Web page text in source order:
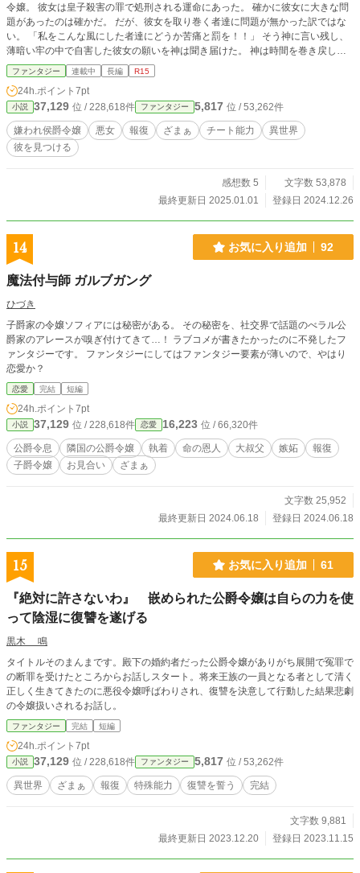
令嬢。 彼女は皇子殺害の罪で処刑される運命にあった。 確かに彼女に大きな問
題があったのは確かだ。 だが、彼女を取り巻く者達に問題が無かった訳ではな
い。 「私をこんな風にした者達にどうか苦痛と罰を！！」 そう神に言い残し、
薄暗い牢の中で自害した彼女の願いを神は聞き届けた。 神は時間を巻き戻し、
怒りと憎しみで消滅してしまったアレーヌの魂の代わりに、異世界人の魂を宿ら
せる。 その魂に与えられた使命は一つ。 彼女を裏切り、追い詰めた者達への報
復だった。 この物語はアレーヌへと転生した山田花子(34歳)が、彼女の報復を
執行する物語である。
ファンタジー 連載中 長編 R15
24h.ポイント 7pt
小説 37,129 位 / 228,618件 ファンタジー 5,817 位 / 53,262件
嫌われ侯爵令嬢 悪女 報復 ざまぁ チート能力
異世界
彼を見つける
感想数 5
文字数 53,878
最終更新日 2025.01.01
登録日 2024.12.26
14 お気に入り追加 92
魔法付与師 ガルブガング
ひづき
子爵家の令嬢ソフィアには秘密がある。 その秘密を、社交界で話題のべラル公
爵家のアレースが嗅ぎ付けてきて…！ ラブコメが書きたかったのに不発したフ
ァンタジーです。 ファンタジーにしてはファンタジー要素が薄いので、やはり
恋愛か？
恋愛 完結 短編
24h.ポイント 7pt
小説 37,129 位 / 228,618件 恋愛 16,223 位 / 66,320件
公爵令息 隣国の公爵令嬢 執着 命の恩人 大叔父 嫉妬
報復
子爵令嬢
お見合い ざまぁ
文字数 25,952
最終更新日 2024.06.18
登録日 2024.06.18
15 お気に入り追加 61
『絶対に許さないわ』 嵌められた公爵令嬢は自らの力を使
って陰湿に復讐を遂げる
黒木 鳴
タイトルそのまんまです。殿下の婚約者だった公爵令嬢がありがち展開で冤罪で
の断罪を受けたところからお話しスタート。将来王族の一員となる者として清く
正しく生きてきたのに悪役令嬢呼ばわりされ、復讐を決意して行動した結果悲劇
の令嬢扱いされるお話し。
ファンタジー 完結 短編
24h.ポイント 7pt
小説 37,129 位 / 228,618件 ファンタジー 5,817 位 / 53,262件
異世界 ざまぁ 報復 特殊能力 復讐を誓う 完結
文字数 9,881
最終更新日 2023.12.20
登録日 2023.11.15